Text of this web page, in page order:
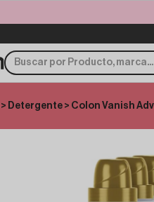
> Detergente > Colon Vanish